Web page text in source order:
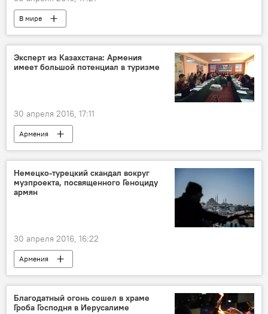
В мире
Эксперт из Казахстана: Армения
имеет большой потенциал в туризме
30 апреля 2016, 17:11
Армения
Немецко-турецкий скандал вокруг
музпроекта, посвященного Геноциду
армян
30 апреля 2016, 16:22
Армения
Благодатный огонь сошел в храме
Гроба Господня в Иерусалиме